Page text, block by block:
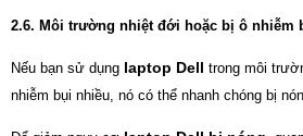
2.6. Môi trường nhiệt đới hoặc bị ô nhiễm
Nếu bạn sử dụng laptop Dell trong môi
nhiễm bụi nhiều, nó có thể nhanh chóng bị